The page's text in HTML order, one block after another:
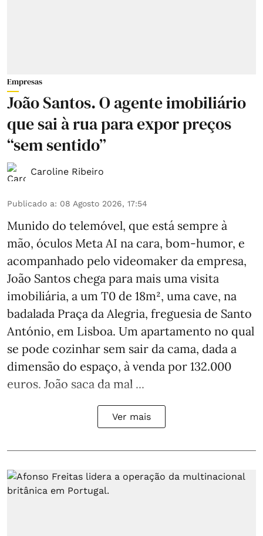
Empresas
João Santos. O agente imobiliário
que sai à rua para expor preços
“sem sentido”
Caroline Ribeiro
Publicado a: 08 Agosto 2026, 17:54
Munido do telemóvel, que está sempre à
mão, óculos Meta AI na cara, bom-humor, e
acompanhado pelo videomaker da empresa,
João Santos chega para mais uma visita
imobiliária, a um T0 de 18m², uma cave, na
badalada Praça da Alegria, freguesia de Santo
António, em Lisboa. Um apartamento no qual
se pode cozinhar sem sair da cama, dada a
dimensão do espaço, à venda por 132.000
euros. João saca da mal ...
Ver mais